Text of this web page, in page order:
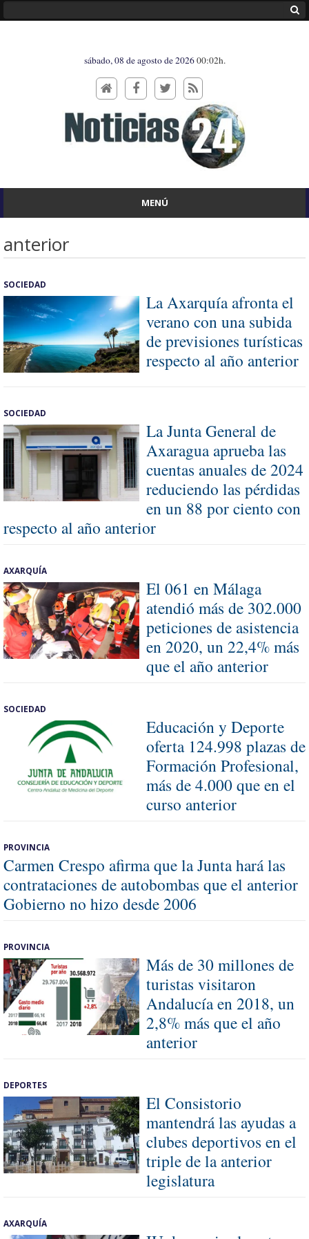
sábado, 08 de agosto de 202600:02h.
MENÚ
anterior
SOCIEDAD
La Axarquía afronta el
verano con una subida
de previsiones turísticas
respecto al año anterior
SOCIEDAD
La Junta General de
Axaragua aprueba las
cuentas anuales de 2024
reduciendo las pérdidas
en un 88 por ciento con
respecto al año anterior
AXARQUÍA
El 061 en Málaga
atendió más de 302.000
peticiones de asistencia
en 2020, un 22,4% más
que el año anterior
SOCIEDAD
Educación y Deporte
oferta 124.998 plazas de
Formación Profesional,
más de 4.000 que en el
curso anterior
PROVINCIA
Carmen Crespo afirma que la Junta hará las
contrataciones de autobombas que el anterior
Gobierno no hizo desde 2006
PROVINCIA
Más de 30 millones de
turistas visitaron
Andalucía en 2018, un
2,8% más que el año
anterior
DEPORTES
El Consistorio
mantendrá las ayudas a
clubes deportivos en el
triple de la anterior
legislatura
AXARQUÍA